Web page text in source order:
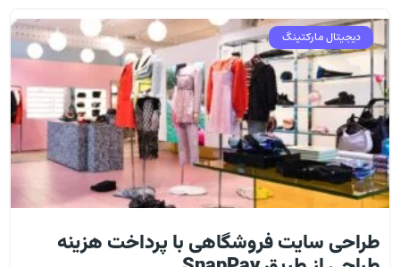
دیجیتال مارکتینگ
طراحی سایت فروشگاهی با پرداخت هزینه